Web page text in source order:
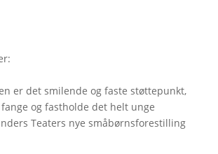
:
er det smilende og faste støttepunkt,
og fastholde det helt unge
Teaters nye småbørnsforestilling